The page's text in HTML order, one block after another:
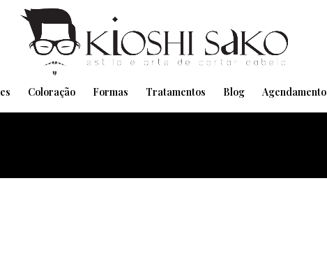
Coloração Formas Tratamentos Blog Agendamento
Pensando em transformar seu Visual??
Agende pelo Whatsapp